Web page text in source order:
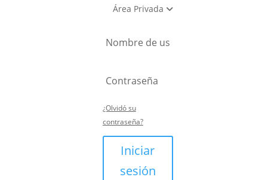
Área Privada
¿Olvidó su
contraseña?
Iniciar
sesión